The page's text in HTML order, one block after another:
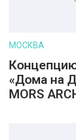
МОСКВА
«Дома на
MORS